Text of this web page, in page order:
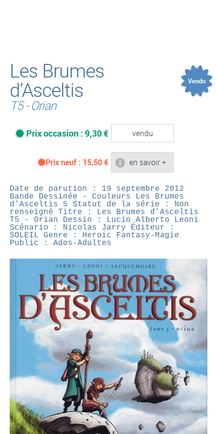
Les Brumes
d’Asceltis
T5 - Orian
Vendu
Prix occasion : 9,30 € vendu
Prix neuf : 15,50€ en savoir +
Date de parution : 19 septembre 2012
Bande Dessinée - Couleurs Les Brumes
d’Asceltis 5 Statut de la série : Non
renseigné Titre : Les Brumes d’Asceltis
T5 - Orian Dessin : Lucio Alberto Leoni
Scénario : Nicolas Jarry Éditeur :
SOLEIL Genre : Heroic Fantasy-Magie
Public : Ados-Adultes